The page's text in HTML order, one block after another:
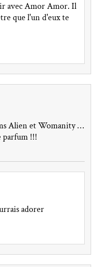
avec Amor Amor. Il
que l'un d'eux te
Alien et Womanity …
parfum !!!
adorer